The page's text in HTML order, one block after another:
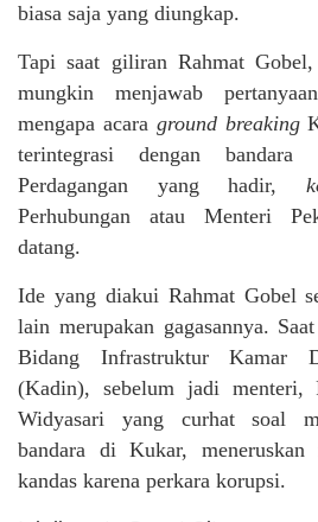
biasa saja yang diungkap.
Tapi saat giliran Rahmat
mungkin menjawab
mengapa acara ground breaking
terintegrasi dengan
Perdagangan yang hadir,
Perhubungan atau Menteri
datang.
Ide yang diakui Rahmat Gobel
lain merupakan gagasannya.
Bidang Infrastruktur Kamar
(Kadin), sebelum jadi menteri,
Widyasari yang curhat soal
bandara di Kukar,
kandas karena perkara korupsi.